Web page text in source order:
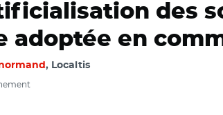
des
adoptée en
, Localtis